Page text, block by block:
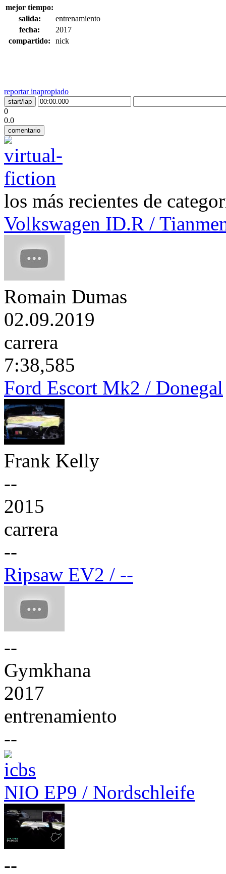
mejor tiempo:
salida:
entrenamiento
fecha:
2017
compartido:
nick
reportar inapropiado
0
0.0
comentario
los más recientes de
Volkswagen ID.R /
Romain Dumas
02.09.2019
carrera
7:38,585
Ford Escort Mk2 / Donegal
Frank Kelly
--
2015
carrera
--
Ripsaw EV2 / --
--
Gymkhana
2017
entrenamiento
--
NIO EP9 / Nordschleife
--